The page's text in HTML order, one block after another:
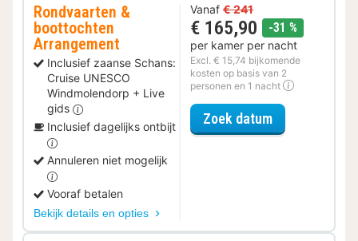
Rondvaarten &
boottochten
Arrangement
Inclusief zaanse Schans:
Cruise UNESCO
Windmolendorp + Live
gids
Inclusief dagelijks ontbijt
Annuleren niet mogelijk
Vooraf betalen
Bekijk details en opties
Vanaf € 241
€ 165,90 -31 %
per kamer per nacht
Excl. € 15,74 bijkomende
kosten op basis van 2
personen en 1 nacht
Zoek datumvoor